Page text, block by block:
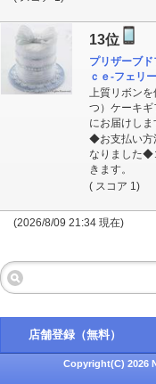
13位
プリザーブ
ｃｅ-フェリ
上質リボン
つ）ケーキギ
にお届けしま
◆お支払い方
なりました◆
きます。
( スコア 1)
(2026/8/09 21:34 現在)
店舗登録（無料）
Copyright(C) 2026